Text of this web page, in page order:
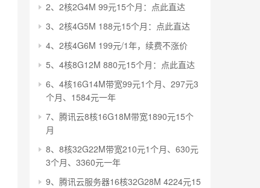
2、2核2G4M 99元15个月：点此直达
3、2核4G5M 188元15个月：点此直达
4、2核4G6M 199元/1年，续费不涨价
5、4核8G12M 880元15个月：点此直达
6、4核16G14M带宽99元1个月、297元3
个月、1584元一年
7、腾讯云8核16G18M带宽1890元15个
月
8、8核32G22M带宽210元1个月、630元
3个月、3360元一年
9、腾讯云服务器16核32G28M 4224元15